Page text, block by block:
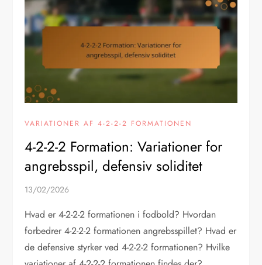
VARIATIONER AF 4-2-2-2 FORMATIONEN
4-2-2-2 Formation: Variationer for
angrebsspil, defensiv soliditet
13/02/2026
Hvad er 4-2-2-2 formationen i fodbold? Hvordan
forbedrer 4-2-2-2 formationen angrebsspillet? Hvad er
de defensive styrker ved 4-2-2-2 formationen? Hvilke